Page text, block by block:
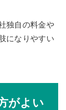
独自の料金や
になりやすい
がよい